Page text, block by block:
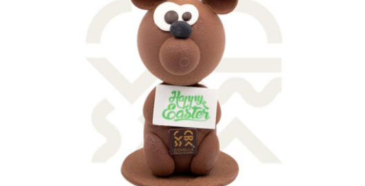
AGGIUNGI AL CARRELLO QUICK VIEW